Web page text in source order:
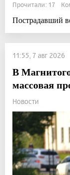
Прочитали: 17
Пострадавший
11:55, 7 авг 2026
В
массовая
Новости